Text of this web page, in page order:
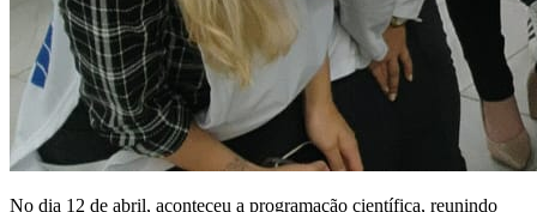
No dia 12 de abril, aconteceu a programação científica, reunindo